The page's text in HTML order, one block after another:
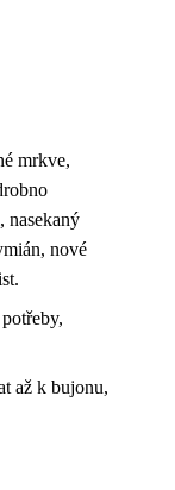
mrkve,
nasekaný
nové
až k bujonu,